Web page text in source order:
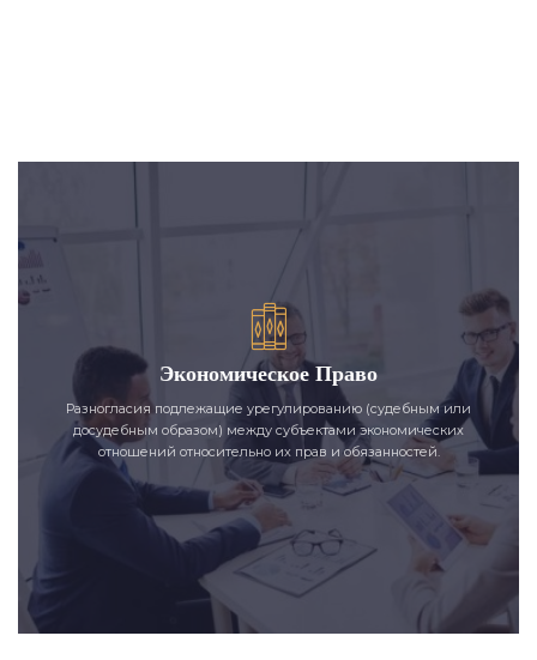
Экономическое Право
Разногласия подлежащие урегулированию (судебным или
досудебным образом) между субъектами экономических
отношений относительно их прав и обязанностей.